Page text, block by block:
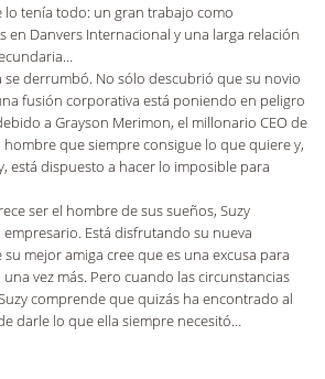
lo tenía todo: un gran trabajo como
en Danvers Internacional y una larga relación
se derrumbó. No sólo descubrió que su novio
fusión corporativa está poniendo en peligro
a Grayson Merimon, el millonario CEO de
hombre que siempre consigue lo que quiere y,
está dispuesto a hacer lo imposible para
ser el hombre de sus sueños, Suzy
Está disfrutando su nueva
mejor amiga cree que es una excusa para
vez más. Pero cuando las circunstancias
comprende que quizás ha encontrado al
darle lo que ella siempre necesitó…